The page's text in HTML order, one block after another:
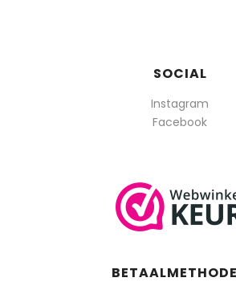
SOCIAL
Instagram
Facebook